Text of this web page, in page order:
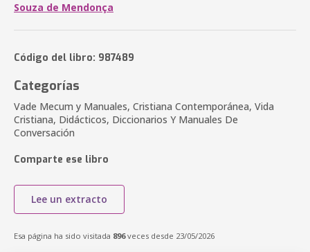
Souza de Mendonça
Código del libro: 987489
Categorías
Vade Mecum y Manuales, Cristiana Contemporánea, Vida
Cristiana, Didácticos, Diccionarios Y Manuales De
Conversación
Comparte ese libro
Lee un extracto
Esa página ha sido visitada 896veces desde 23/05/2026